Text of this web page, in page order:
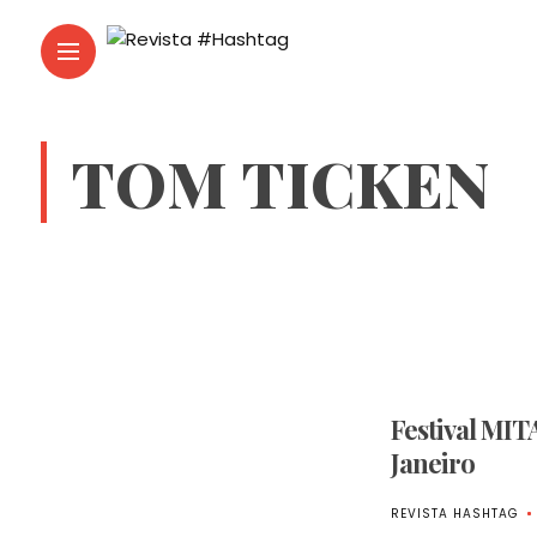
TOM TICKEN
Festival
Janeiro
REVISTA HASHTAG